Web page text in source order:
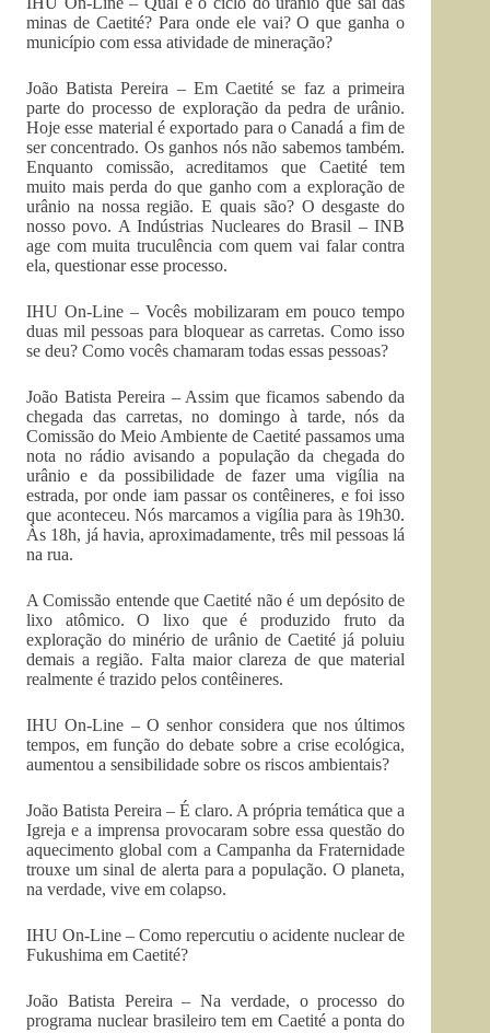
minas de Caetité? Para onde ele vai? O que ganha o
município com essa atividade de mineração?
João Batista Pereira – Em Caetité se faz a primeira
parte do processo de exploração da pedra de urânio.
Hoje esse material é exportado para o Canadá a fim de
ser concentrado. Os ganhos nós não sabemos também.
Enquanto comissão, acreditamos que Caetité tem
muito mais perda do que ganho com a exploração de
urânio na nossa região. E quais são? O desgaste do
nosso povo. A Indústrias Nucleares do Brasil – INB
age com muita truculência com quem vai falar contra
ela, questionar esse processo.
IHU On-Line – Vocês mobilizaram em pouco tempo
duas mil pessoas para bloquear as carretas. Como isso
se deu? Como vocês chamaram todas essas pessoas?
João Batista Pereira – Assim que ficamos sabendo da
chegada das carretas, no domingo à tarde, nós da
Comissão do Meio Ambiente de Caetité passamos uma
nota no rádio avisando a população da chegada do
urânio e da possibilidade de fazer uma vigília na
estrada, por onde iam passar os contêineres, e foi isso
que aconteceu. Nós marcamos a vigília para às 19h30.
Às 18h, já havia, aproximadamente, três mil pessoas lá
na rua.
A Comissão entende que Caetité não é um depósito de
lixo atômico. O lixo que é produzido fruto da
exploração do minério de urânio de Caetité já poluiu
demais a região. Falta maior clareza de que material
realmente é trazido pelos contêineres.
IHU On-Line – O senhor considera que nos últimos
tempos, em função do debate sobre a crise ecológica,
aumentou a sensibilidade sobre os riscos ambientais?
João Batista Pereira – É claro. A própria temática que a
Igreja e a imprensa provocaram sobre essa questão do
aquecimento global com a Campanha da Fraternidade
trouxe um sinal de alerta para a população. O planeta,
na verdade, vive em colapso.
IHU On-Line – Como repercutiu o acidente nuclear de
Fukushima em Caetité?
João Batista Pereira – Na verdade, o processo do
programa nuclear brasileiro tem em Caetité a ponta do